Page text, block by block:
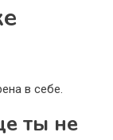
в себе.
ты не